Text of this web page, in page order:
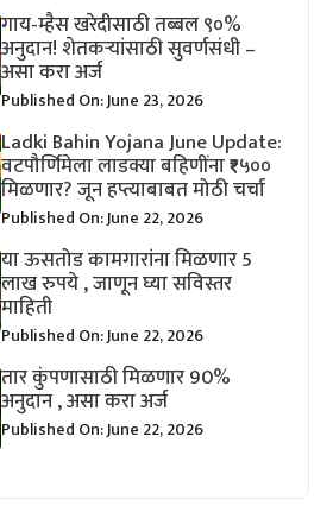
गाय-म्हैस खरेदीसाठी तब्बल ९०%
अनुदान! शेतकऱ्यांसाठी सुवर्णसंधी –
असा करा अर्ज
Published On: June 23, 2026
Ladki Bahin Yojana June Update:
वटपौर्णिमेला लाडक्या बहिणींना ₹१५००
मिळणार? जून हप्त्याबाबत मोठी चर्चा
Published On: June 22, 2026
या ऊसतोड कामगारांना मिळणार 5
लाख रुपये , जाणून घ्या सविस्तर
माहिती
Published On: June 22, 2026
तार कुंपणासाठी मिळणार 90%
अनुदान , असा करा अर्ज
Published On: June 22, 2026